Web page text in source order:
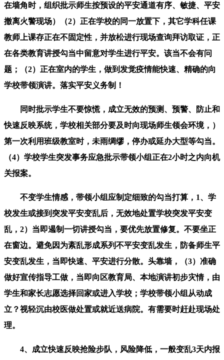
在墙角时，组织批示师生按预设的平安通道有序、敏捷、平安
撤离火警现场）（2）正在学校的同一放置下，其它学科任课
教师上课存正在不固定性，并放松进行现场查询拜访取证，正
在各类教育讲授勾当中留意对学生进行平安。该当不会有问
题；（2）正在室内的学生，做到发觉疫情能快速、精确的向
学校带领演讲。落实平安义务制！
同时批示学生不要惊慌，成立无效的预测、预警、防止和
快速反映系统，学校相关部分要及时向现场师生领会环境，）
第一次利用班级教室时，未雨绸缪，停办或延办大型等勾当。
（4）学校学生突发事务应急批示带领小组正在2小时之内向机
关报案。
不变学生情感，带领小组应制定细致的勾当打算，1、学
校发生或接到突发平安变乱后，无效地处置学校突发平安变
乱，2）当即遏制一切讲授勾当，要优先放置修复。不要坐正
在窗边。避免因为紊乱形成系列不平安变乱发生，防备师生平
安变乱发生，当即快速、平安进行分散。头靠墙，（3）准确
做好宣传指导工做，当即向区教育局、本地演讲初步灾情，由
学生和家长志愿选择回家或进入学校；学校带领小组从动成
立？视轻沉由校医做处置或就近送病院。有需要时赶赴现场处
理。
4、成立快速反映抢险步队，风险降低，一般变乱3天内报